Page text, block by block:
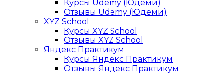
Курсы Udemy (Юдеми)
Отзывы Udemy (Юдеми)
XYZ School
Курсы XYZ School
Отзывы XYZ School
Яндекс Практикум
Курсы Яндекс Практикум
Отзывы Яндекс Практикум